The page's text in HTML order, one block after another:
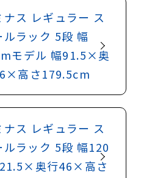
ナス レギュラー ス
ルラック 5段 幅
モデル 幅91.5×奥
高さ179.5cm
ナス レギュラー ス
ルラック 5段 幅120
奥行46×高さ